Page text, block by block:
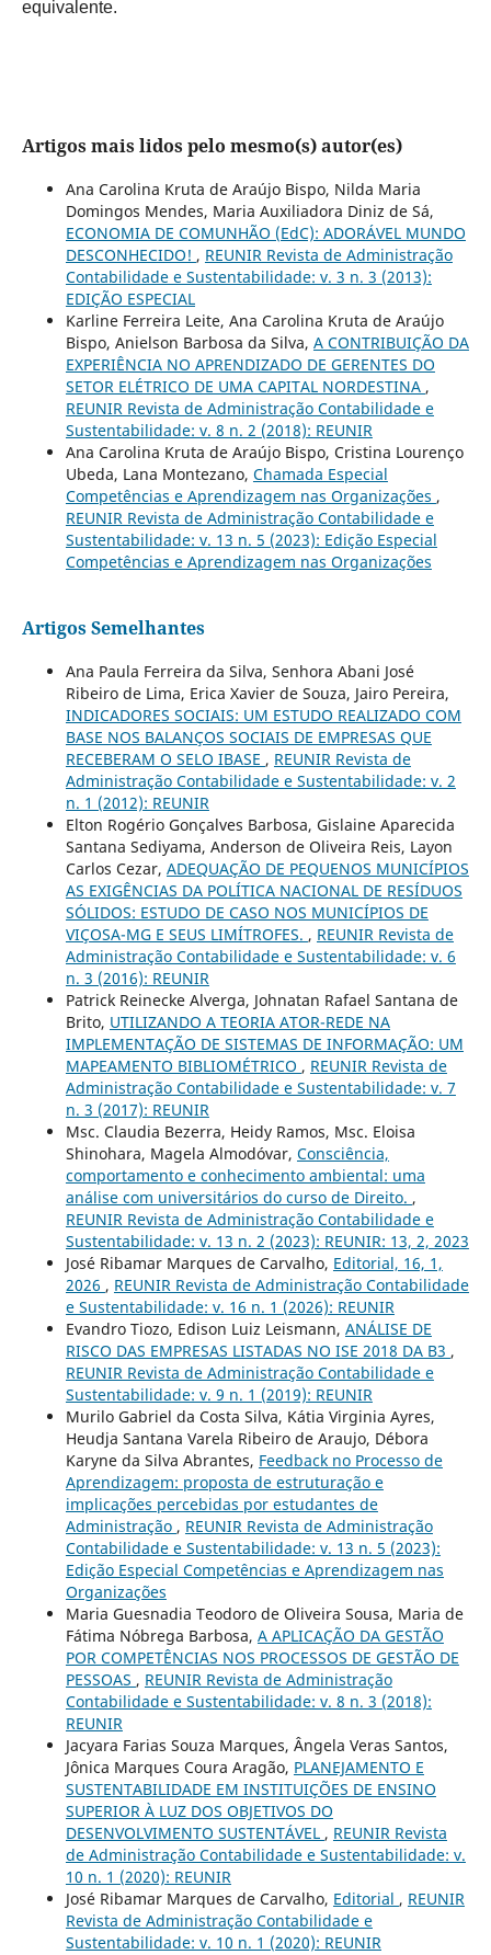
equivalente.
Artigos mais lidos pelo mesmo(s) autor(es)
Ana Carolina Kruta de Araújo Bispo, Nilda Maria
Domingos Mendes, Maria Auxiliadora Diniz de Sá,
ECONOMIA DE COMUNHÃO (EdC): ADORÁVEL MUNDO
DESCONHECIDO! , REUNIR Revista de Administração
Contabilidade e Sustentabilidade: v. 3 n. 3 (2013):
EDIÇÃO ESPECIAL
Karline Ferreira Leite, Ana Carolina Kruta de Araújo
Bispo, Anielson Barbosa da Silva, A CONTRIBUIÇÃO DA
EXPERIÊNCIA NO APRENDIZADO DE GERENTES DO
SETOR ELÉTRICO DE UMA CAPITAL NORDESTINA ,
REUNIR Revista de Administração Contabilidade e
Sustentabilidade: v. 8 n. 2 (2018): REUNIR
Ana Carolina Kruta de Araújo Bispo, Cristina Lourenço
Ubeda, Lana Montezano, Chamada Especial
Competências e Aprendizagem nas Organizações ,
REUNIR Revista de Administração Contabilidade e
Sustentabilidade: v. 13 n. 5 (2023): Edição Especial
Competências e Aprendizagem nas Organizações
Artigos Semelhantes
Ana Paula Ferreira da Silva, Senhora Abani José
Ribeiro de Lima, Erica Xavier de Souza, Jairo Pereira,
INDICADORES SOCIAIS: UM ESTUDO REALIZADO COM
BASE NOS BALANÇOS SOCIAIS DE EMPRESAS QUE
RECEBERAM O SELO IBASE , REUNIR Revista de
Administração Contabilidade e Sustentabilidade: v. 2
n. 1 (2012): REUNIR
Elton Rogério Gonçalves Barbosa, Gislaine Aparecida
Santana Sediyama, Anderson de Oliveira Reis, Layon
Carlos Cezar, ADEQUAÇÃO DE PEQUENOS MUNICÍPIOS
AS EXIGÊNCIAS DA POLÍTICA NACIONAL DE RESÍDUOS
SÓLIDOS: ESTUDO DE CASO NOS MUNICÍPIOS DE
VIÇOSA-MG E SEUS LIMÍTROFES. , REUNIR Revista de
Administração Contabilidade e Sustentabilidade: v. 6
n. 3 (2016): REUNIR
Patrick Reinecke Alverga, Johnatan Rafael Santana de
Brito, UTILIZANDO A TEORIA ATOR-REDE NA
IMPLEMENTAÇÃO DE SISTEMAS DE INFORMAÇÃO: UM
MAPEAMENTO BIBLIOMÉTRICO , REUNIR Revista de
Administração Contabilidade e Sustentabilidade: v. 7
n. 3 (2017): REUNIR
Msc. Claudia Bezerra, Heidy Ramos, Msc. Eloisa
Shinohara, Magela Almodóvar, Consciência,
comportamento e conhecimento ambiental: uma
análise com universitários do curso de Direito. ,
REUNIR Revista de Administração Contabilidade e
Sustentabilidade: v. 13 n. 2 (2023): REUNIR: 13, 2, 2023
José Ribamar Marques de Carvalho, Editorial, 16, 1,
2026 , REUNIR Revista de Administração Contabilidade
e Sustentabilidade: v. 16 n. 1 (2026): REUNIR
Evandro Tiozo, Edison Luiz Leismann, ANÁLISE DE
RISCO DAS EMPRESAS LISTADAS NO ISE 2018 DA B3 ,
REUNIR Revista de Administração Contabilidade e
Sustentabilidade: v. 9 n. 1 (2019): REUNIR
Murilo Gabriel da Costa Silva, Kátia Virginia Ayres,
Heudja Santana Varela Ribeiro de Araujo, Débora
Karyne da Silva Abrantes, Feedback no Processo de
Aprendizagem: proposta de estruturação e
implicações percebidas por estudantes de
Administração , REUNIR Revista de Administração
Contabilidade e Sustentabilidade: v. 13 n. 5 (2023):
Edição Especial Competências e Aprendizagem nas
Organizações
Maria Guesnadia Teodoro de Oliveira Sousa, Maria de
Fátima Nóbrega Barbosa, A APLICAÇÃO DA GESTÃO
POR COMPETÊNCIAS NOS PROCESSOS DE GESTÃO DE
PESSOAS , REUNIR Revista de Administração
Contabilidade e Sustentabilidade: v. 8 n. 3 (2018):
REUNIR
Jacyara Farias Souza Marques, Ângela Veras Santos,
Jônica Marques Coura Aragão, PLANEJAMENTO E
SUSTENTABILIDADE EM INSTITUIÇÕES DE ENSINO
SUPERIOR À LUZ DOS OBJETIVOS DO
DESENVOLVIMENTO SUSTENTÁVEL , REUNIR Revista
de Administração Contabilidade e Sustentabilidade: v.
10 n. 1 (2020): REUNIR
José Ribamar Marques de Carvalho, Editorial , REUNIR
Revista de Administração Contabilidade e
Sustentabilidade: v. 10 n. 1 (2020): REUNIR